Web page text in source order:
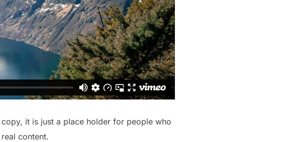
it is just a place holder for people who
content.